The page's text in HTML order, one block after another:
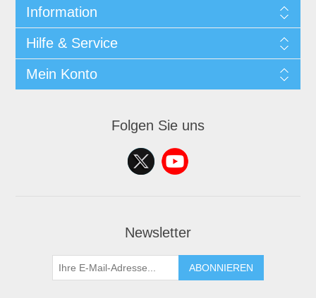
Information
Hilfe & Service
Mein Konto
Folgen Sie uns
Newsletter
ABONNIEREN